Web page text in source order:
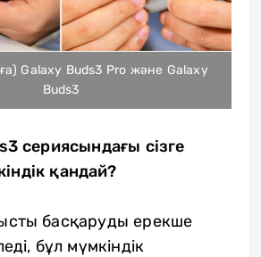
Galaxy Buds3 Pro және Galaxy
Buds3
сериясындағы сізге
қандай?
басқаруды ерекше
бұл мүмкіндік